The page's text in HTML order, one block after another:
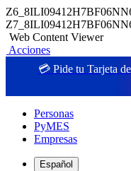
Web Content Viewer
Acciones
💳 Pide tu Tarjeta
Personas
PyMES
Empresas
Español